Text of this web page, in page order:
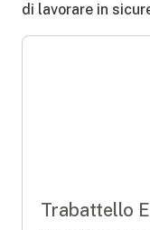
di lavorare in
Trabattello